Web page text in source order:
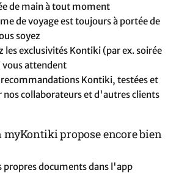
de main à tout moment
de voyage est toujours à portée de
soyez
les exclusivités Kontiki (par ex. soirée
vous attendent
recommandations Kontiki, testées et
nos collaborateurs et d'autres clients
propose encore bien
propres documents dans l'app